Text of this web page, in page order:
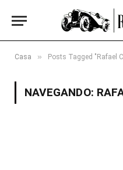
Casa » Posts Tagged "Rafael
NAVEGANDO: